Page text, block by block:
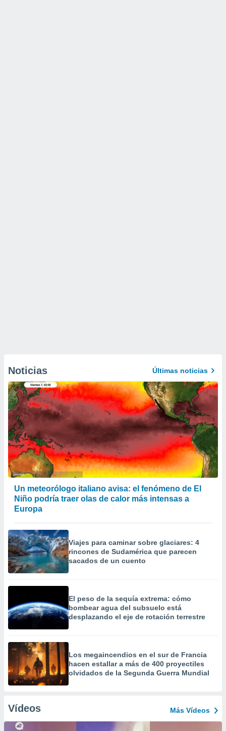
Noticias Últimas noticias
Un meteorólogo italiano avisa: el fenómeno de El
Niño podría traer olas de calor más intensas a
Europa
Viajes para caminar sobre glaciares: 4
rincones de Sudamérica que parecen
sacados de un cuento
El peso de la sequía extrema: cómo
bombear agua del subsuelo está
desplazando el eje de rotación terrestre
Los megaincendios en el sur de Francia
hacen estallar a más de 400 proyectiles
olvidados de la Segunda Guerra Mundial
Vídeos Más Vídeos